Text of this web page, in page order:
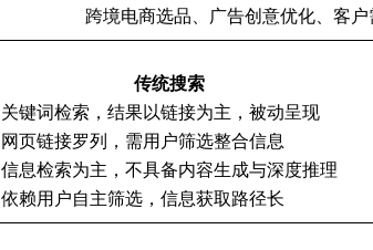
跨境电商选品、广告创意优化、客
传统搜索
关键词检索，结果以链接为主，被动呈现
网页链接罗列，需用户筛选整合信息
信息检索为主，不具备内容生成与深度推理
依赖用户自主筛选，信息获取路径长